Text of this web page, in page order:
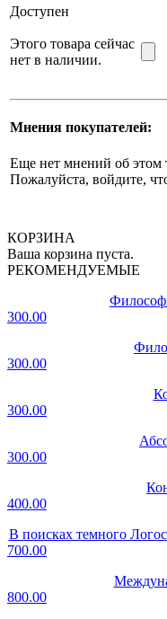
Доступен
Этого товара сейчас
нет в наличии.
Мнения покупателей:
Еще нет мнений об этом
Пожалуйста, войдите,
КОРЗИНА
Ваша корзина пуста.
РЕКОМЕНДУЕМЫЕ
300.00
300.00
300.00
300.00
400.00
В поисках темного
700.00
800.00